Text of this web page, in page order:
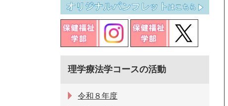
理学療法学コースの活動
令和８年度